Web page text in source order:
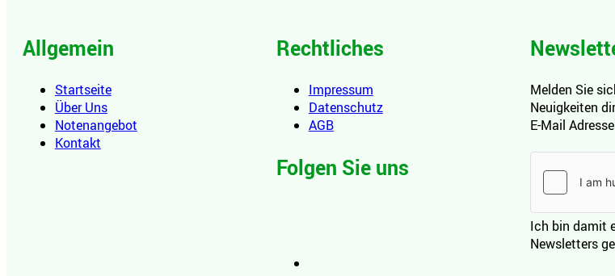
Allgemein
Startseite
Über Uns
Notenangebot
Kontakt
Rechtliches
Impressum
Datenschutz
AGB
Folgen Sie uns
Melden Sie
Neuigkeiten
E-Mail Adresse
Ich bin damit
Newsletters